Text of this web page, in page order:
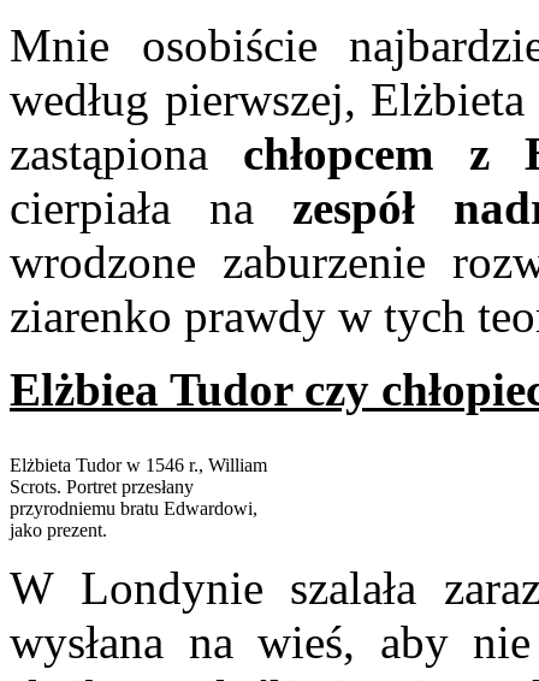
Mnie osobiście
według pierwszej,
zastąpiona chłopcem z
cierpiała na zespół
wrodzone zaburzenie
ziarenko prawdy w tych
Elżbiea Tudor czy
Elżbieta Tudor w 1546 r., William
Scrots. Portret przesłany
przyrodniemu bratu Edwardowi,
jako prezent.
W Londynie szalała
wysłana na wieś, aby